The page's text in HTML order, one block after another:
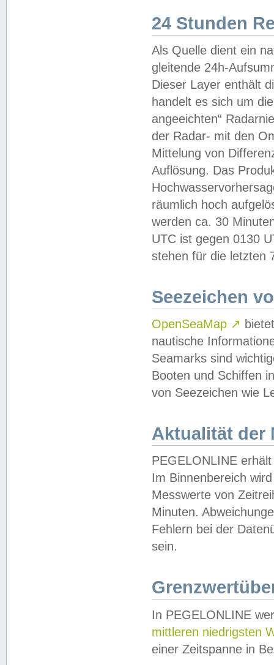
24 Stunden
Als Quelle dient ein
gleitende 24h-
Dieser Layer enthält
handelt es sich um
angeeichten“
der Radar- mit den
Mittelung von
Auflösung. Das
räumlich hoch
werden ca. 30
UTC ist gegen 0130
stehen für die letzten
Seezeichen
OpenSeaMap ↗
nautische
Seamarks sind
Booten und Schiffen
von Seezeichen wie
Aktualität der
PEGELONLINE
Im Binnenbereich
Messwerte von
Minuten.
Fehlern bei der
sein.
In PEGELONLINE
mittleren niedrigsten
einer Zeitspanne in